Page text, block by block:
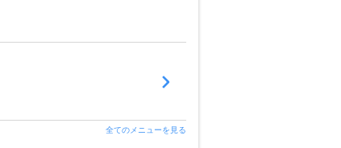
全てのメニューを見る